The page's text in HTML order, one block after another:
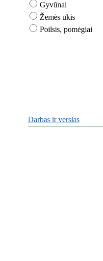
Gyvūnai
Žemės ūkis
Poilsis, pomėgiai
Darbas ir verslas